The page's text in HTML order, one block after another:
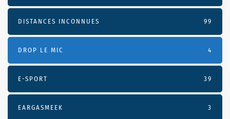
DISTANCES INCONNUES 99
DROP LE MIC 4
E-SPORT 39
EARGASMEEK 3